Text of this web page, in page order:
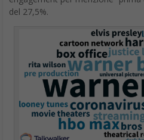
Gran parte della conversazione